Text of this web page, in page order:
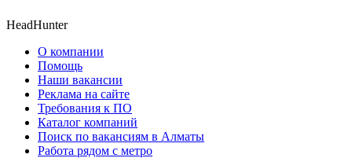
HeadHunter
О компании
Помощь
Наши вакансии
Реклама на сайте
Требования к ПО
Каталог компаний
Поиск по вакансиям в Алматы
Работа рядом с метро